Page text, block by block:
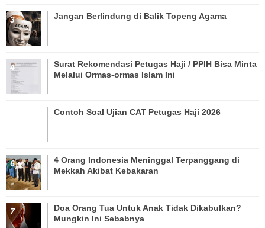
Jangan Berlindung di Balik Topeng Agama
Surat Rekomendasi Petugas Haji / PPIH Bisa Minta
Melalui Ormas-ormas Islam Ini
Contoh Soal Ujian CAT Petugas Haji 2026
4 Orang Indonesia Meninggal Terpanggang di
Mekkah Akibat Kebakaran
Doa Orang Tua Untuk Anak Tidak Dikabulkan?
Mungkin Ini Sebabnya